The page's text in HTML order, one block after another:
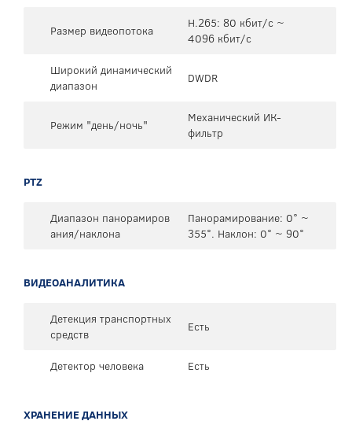
Размер видеопотока
H.265: 80 кбит/с ~
4096 кбит/с
Широкий динамический
диапазон
DWDR
Режим "день/ночь"
Механический ИК-
фильтр
PTZ
Диапазон панорамиров
ания/наклона
Панорамирование: 0° ~
355°. Наклон: 0° ~ 90°
ВИДЕОАНАЛИТИКА
Детекция транспортных
средств
Есть
Детектор человека Есть
ХРАНЕНИЕ ДАННЫХ